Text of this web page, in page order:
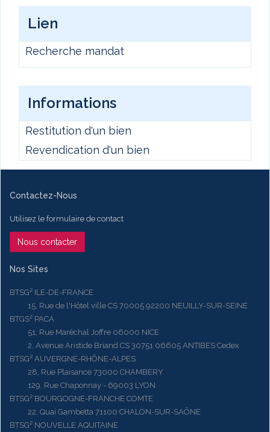
Lien
Recherche mandat
Informations
Restitution d'un bien
Revendication d'un bien
Contactez-Nous
Utilisez le formulaire de contact
Nous contacter
Nos Sites
BTSG² ILE-DE-FRANCE
15, Rue de l'Hôtel ville CS 70005 92200 NEUILLY-SUR-SEINE
BTGS² PACA
51, Rue Maréchal Joffre 06000 NICE
2, Avenue Aristide Briand CS 30751 06605 ANTIBES Cedex
BTSG² AUVERGNE-RHÔNE-ALPES
28, Rue Plaisance 73000 CHAMBERY
129, Rue Chaponnay - 69003 LYON
BTSG² BOURGOGNE-FRANCHE COMTE
22, Quai Gambetta 71100 CHALON-SUR-SAÔNE
BTSG² NOUVELLE AQUITAINE